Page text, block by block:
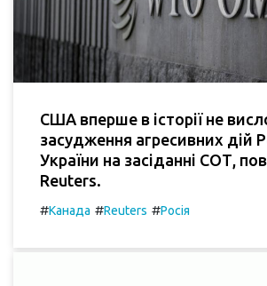
США вперше в історії не
засудження агресивних дій
України на засіданні СОТ,
Reuters.
#Канада #Reuters #Росія